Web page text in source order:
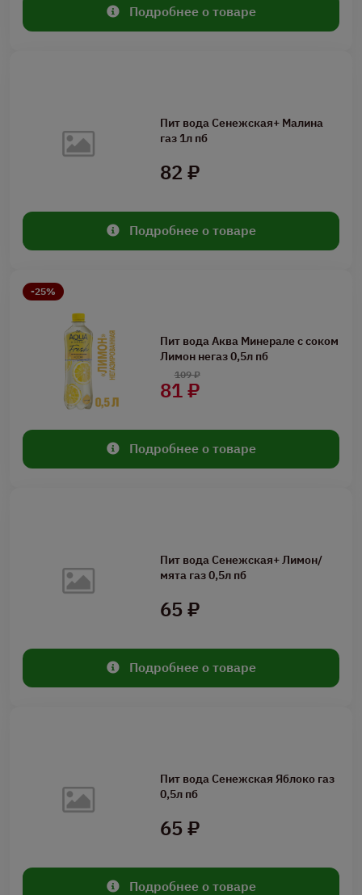
Подробнее о товаре
Пит вода Сенежская+ Малина
газ 1л пб
82 ₽
Подробнее о товаре
-25%
Пит вода Аква Минерале с соком
Лимон негаз 0,5л пб
81 ₽
109 ₽
Подробнее о товаре
Пит вода Сенежская+ Лимон/
мята газ 0,5л пб
65 ₽
Подробнее о товаре
Пит вода Сенежская Яблоко газ
0,5л пб
65 ₽
Подробнее о товаре